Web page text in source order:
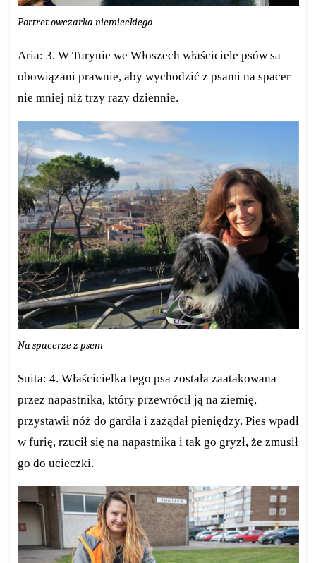
Portret owczarka niemieckiego
Aria: 3. W Turynie we Włoszech właściciele psów sa
obowiązani prawnie, aby wychodzić z psami na spacer
nie mniej niż trzy razy dziennie.
Na spacerze z psem
Suita: 4. Właścicielka tego psa została zaatakowana
przez napastnika, który przewrócił ją na ziemię,
przystawił nóż do gardła i zażądał pieniędzy. Pies wpadł
w furię, rzucił się na napastnika i tak go gryzł, że zmusił
go do ucieczki.